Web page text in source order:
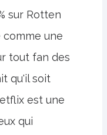
sur Rotten
une
tout fan des
qu'il soit
est une
qui